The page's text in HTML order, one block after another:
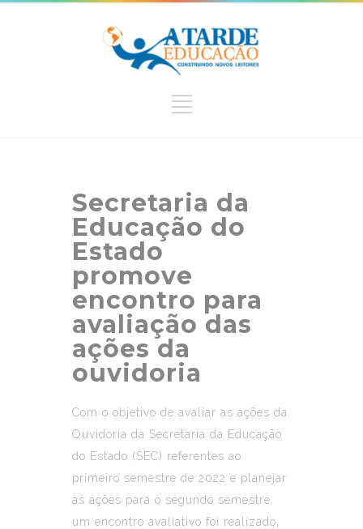
Secretaria da
Educação do
Estado
promove
encontro para
avaliação das
ações da
ouvidoria
Com o objetivo de avaliar as ações da
Ouvidoria da Secretaria da Educação
do Estado (SEC) referentes ao
primeiro semestre de 2022 e planejar
as ações para o segundo semestre,
um encontro avaliativo foi realizado,